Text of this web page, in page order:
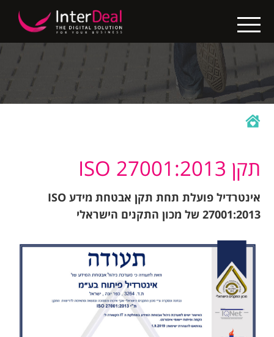
X
בין
לקוחותינו
בניית
אתרים
אתרים
החבילות
שלנו
נגישות
אתרים
בלוג
אודותינו
תקן ISO 27001:2013
אינטרדיל פועלת תחת תקן אבטחת מידע ISO
27001:2013 של מכון התקנים הישראלי